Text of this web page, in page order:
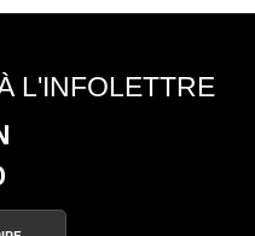
L'INFOLETTRE